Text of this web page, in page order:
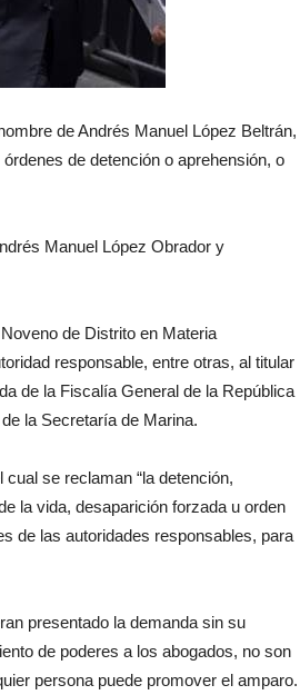
de Andrés Manuel López Beltrán,
de detención o aprehensión, o
Manuel López Obrador y
de Distrito en Materia
responsable, entre otras, al titular
de la Fiscalía General de la República
la Secretaría de Marina.
se reclaman “la detención,
la vida, desaparición forzada u orden
de las autoridades responsables, para
presentado la demanda sin su
de poderes a los abogados, no son
persona puede promover el amparo.